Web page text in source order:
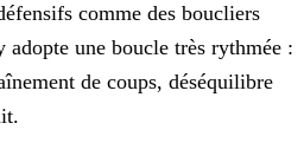
comme des boucliers
adopte une boucle très rythmée :
de coups, déséquilibre